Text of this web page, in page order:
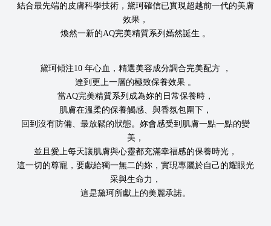
結合最先端的皮膚科學技術，黛珂確信已實現超越前一代的美膚
效果，
煥然一新的AQ完美精質系列嫣然誕生 。
黛珂傾注10 年心血，精選美容成分調合完美配方 ，
達到更上一層的極致保養效果 。
當AQ完美精質系列成為妳的日常保養時，
肌膚在溫柔的保養觸感、與香氛包圍下，
回到沒有防備、最放鬆的狀態。妳會感受到肌膚一點一點的變
美，
並且愛上每天讓肌膚與心靈都充滿幸福感的保養時光，
這一切的尊寵，要獻給獨一無二的妳，實現專屬於自己的耀眼光
采與生命力，
這是黛珂所獻上的美麗承諾。